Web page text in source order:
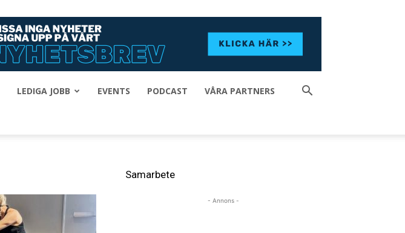
LEDIGA JOBB EVENTS PODCAST VÅRA PARTNERS
Samarbete
- Annons -